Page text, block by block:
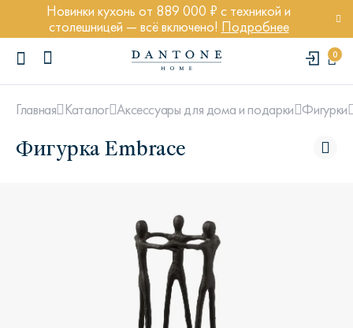
Новинки кухонь от 889 000 ₽ с техникой и
столешницей — всё включено! Подробнее
0
Главная Каталог Аксессуары для дома и подарки Фигурки
Фигурка Embrace